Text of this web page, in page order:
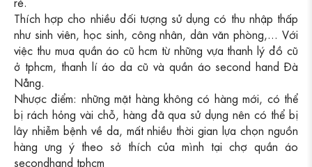
Thích hợp cho nhiều đối tượng sử dụng có thu nhập thấp
như sinh viên, học sinh, công nhân, dân văn phòng,... Với
việc thu mua quần áo cũ hcm từ những vựa thanh lý đồ cũ
ở tphcm, thanh lí áo da cũ và quần áo second hand Đà
Nẵng.
Nhược điểm: những mặt hàng không có hàng mới, có thể
bị rách hỏng vài chỗ, hàng đã qua sử dụng nên có thể bị
lây nhiễm bệnh về da, mất nhiều thời gian lựa chọn nguồn
hàng ưng ý theo sở thích của mình tại chợ quần áo
secondhand tphcm